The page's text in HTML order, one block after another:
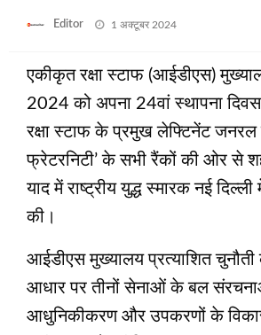
Editor
Posted
1 अक्टूबर 2024
एकीकृत रक्षा स्टाफ (आईडीएस)
2024 को अपना 24वां स्थापना
रक्षा स्टाफ के प्रमुख लेफ्टिनेंट जनरल
फ्रेटरनिटी’ के सभी रैंकों की ओर से
याद में राष्ट्रीय युद्ध स्मारक नई दिल्ली
की।
आईडीएस मुख्यालय प्रत्याशित
आधार पर तीनों सेनाओं के बल
आधुनिकीकरण और उपकरणों के